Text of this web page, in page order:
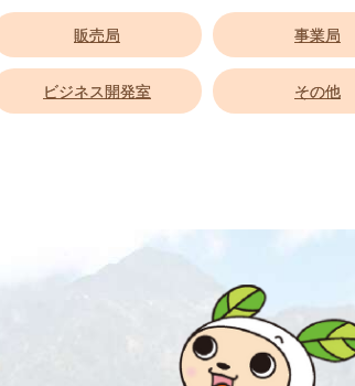
販売局 事業局
ビジネス開発室 その他